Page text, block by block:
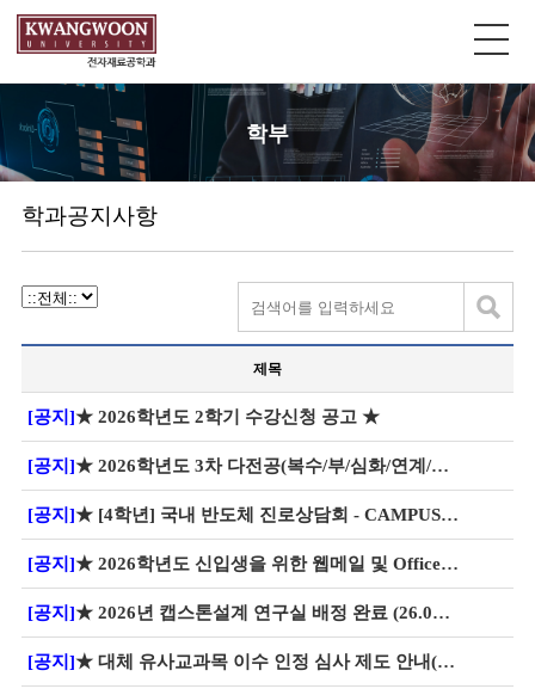
학부
학과공지사항
제목
[공지]★ 2026학년도 2학기 수강신청 공고 ★
[공지]★ 2026학년도 3차 다전공(복수/부/심화/연계/마이크로/학생설계융합전공) 신청 안내
[공지]★ [4학년] 국내 반도체 진로상담회 - CAMPUS OUTREACH 2026 개최 안내
[공지]★ 2026학년도 신입생을 위한 웹메일 및 Office 365 서비스 안내
[공지]★ 2026년 캡스톤설계 연구실 배정 완료 (26.03.03. 최신화)
[공지]★ 대체 유사교과목 이수 인정 심사 제도 안내(2026년 3월~) ★